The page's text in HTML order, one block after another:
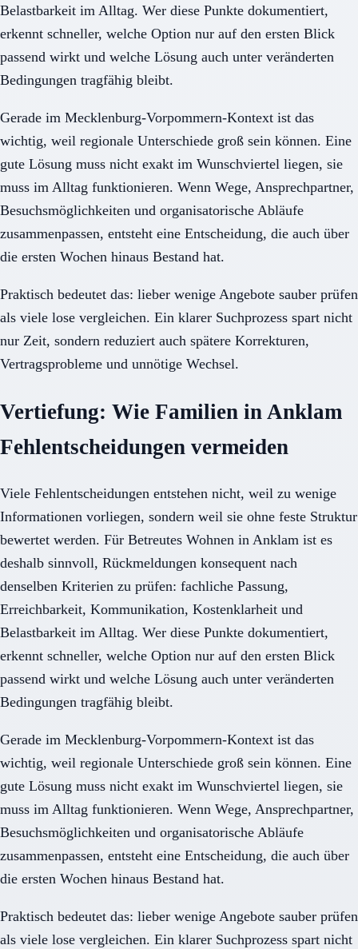
Belastbarkeit im Alltag. Wer diese Punkte dokumentiert,
erkennt schneller, welche Option nur auf den ersten Blick
passend wirkt und welche Lösung auch unter veränderten
Bedingungen tragfähig bleibt.
Gerade im Mecklenburg-Vorpommern-Kontext ist das
wichtig, weil regionale Unterschiede groß sein können. Eine
gute Lösung muss nicht exakt im Wunschviertel liegen, sie
muss im Alltag funktionieren. Wenn Wege, Ansprechpartner,
Besuchsmöglichkeiten und organisatorische Abläufe
zusammenpassen, entsteht eine Entscheidung, die auch über
die ersten Wochen hinaus Bestand hat.
Praktisch bedeutet das: lieber wenige Angebote sauber prüfen
als viele lose vergleichen. Ein klarer Suchprozess spart nicht
nur Zeit, sondern reduziert auch spätere Korrekturen,
Vertragsprobleme und unnötige Wechsel.
Vertiefung: Wie Familien in Anklam
Fehlentscheidungen vermeiden
Viele Fehlentscheidungen entstehen nicht, weil zu wenige
Informationen vorliegen, sondern weil sie ohne feste Struktur
bewertet werden. Für Betreutes Wohnen in Anklam ist es
deshalb sinnvoll, Rückmeldungen konsequent nach
denselben Kriterien zu prüfen: fachliche Passung,
Erreichbarkeit, Kommunikation, Kostenklarheit und
Belastbarkeit im Alltag. Wer diese Punkte dokumentiert,
erkennt schneller, welche Option nur auf den ersten Blick
passend wirkt und welche Lösung auch unter veränderten
Bedingungen tragfähig bleibt.
Gerade im Mecklenburg-Vorpommern-Kontext ist das
wichtig, weil regionale Unterschiede groß sein können. Eine
gute Lösung muss nicht exakt im Wunschviertel liegen, sie
muss im Alltag funktionieren. Wenn Wege, Ansprechpartner,
Besuchsmöglichkeiten und organisatorische Abläufe
zusammenpassen, entsteht eine Entscheidung, die auch über
die ersten Wochen hinaus Bestand hat.
Praktisch bedeutet das: lieber wenige Angebote sauber prüfen
als viele lose vergleichen. Ein klarer Suchprozess spart nicht